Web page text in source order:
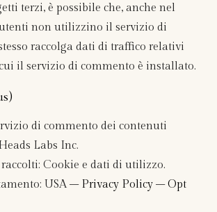
terzi, è possibile che, anche nel
non utilizzino il servizio di
raccolga dati di traffico relativi
il servizio di commento è installato.
di commento dei contenuti
Labs Inc.
Cookie e dati di utilizzo.
USA – Privacy Policy –Opt